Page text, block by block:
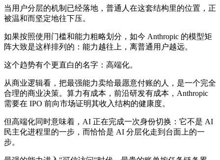
当用户分层的机制已经落地，普通人在这套结构里的位置，正
被温和而坚定地往下压。
如果按照使用门槛和能力粗略划分，如今 Anthropic 的模型矩
阵大致是这样排列的：能力越往上，离普通用户越远。
这个趋势有个更直白的名字：高端化。
从商业逻辑看，把最强能力卖给最愿意付账的人，是一个完全
合理的商业决策。算力有成本，前沿研发有成本，Anthropic
需要在 IPO 前向市场证明其收入结构的健康度。
但高端化同时意味着，AI 正在完成一次身份切换：它不是 AI
民主化进程里的一步，而恰恰是 AI 分层化走到台面上的一
步。